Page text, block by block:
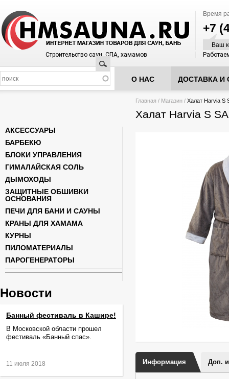
Время
+7
Ваш
Строительство саун, СПА, хамамов
Поиск
О НАС ДОСТАВКА И
Вы здесь
Главная / Магазин / Халат Harvia S
Халат Harvia S
Информация Доп.
АКСЕССУАРЫ
БАРБЕКЮ
БЛОКИ УПРАВЛЕНИЯ
ГИМАЛАЙСКАЯ СОЛЬ
ДЫМОХОДЫ
ЗАЩИТНЫЕ ОБШИВКИ
ОСНОВАНИЯ
ПЕЧИ ДЛЯ БАНИ И САУНЫ
КРАНЫ ДЛЯ ХАМАМА
КУРНЫ
ПИЛОМАТЕРИАЛЫ
ПАРОГЕНЕРАТОРЫ
Новости
Банный фестиваль в Кашире!
В Московской области прошел
фестиваль «Банный спас».
11 июля 2018